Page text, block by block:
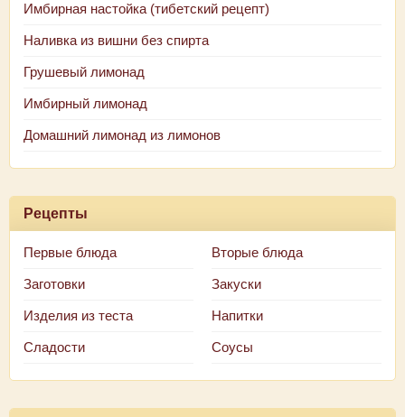
Имбирная настойка (тибетский рецепт)
Наливка из вишни без спирта
Грушевый лимонад
Имбирный лимонад
Домашний лимонад из лимонов
Рецепты
Первые блюда Вторые блюда
Заготовки Закуски
Изделия из теста Напитки
Сладости Соусы